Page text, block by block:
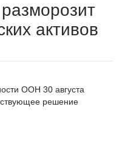
активов
ООН 30 августа
решение